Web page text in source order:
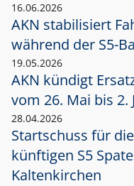
16.06.2026
AKN stabilisiert
während der S5-
19.05.2026
AKN kündigt
vom 26. Mai bis 2.
28.04.2026
Startschuss für
künftigen S5
Kaltenkirchen